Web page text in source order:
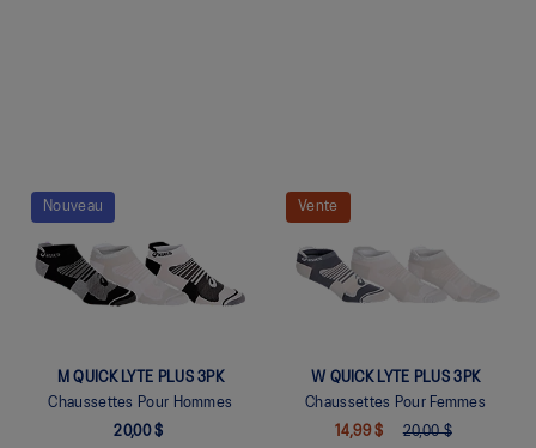
Nouveau
M QUICK LYTE PLUS 3PK
Chaussettes Pour Hommes
20,00 $
Vente
W QUICK LYTE PLUS 3PK
Chaussettes Pour Femmes
14,99 $
20,00 $